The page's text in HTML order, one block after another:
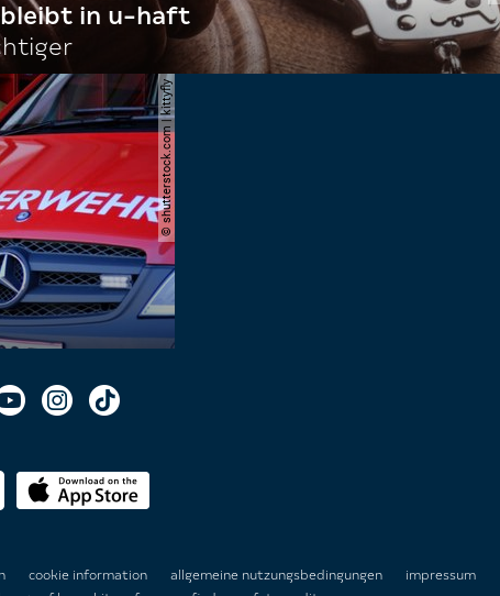
in u-haft
© shutterstock.com | kittyfly
cookie information allgemeine nutzungsbedingungen
impressum